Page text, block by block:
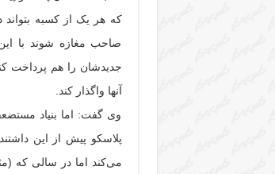
که هر یک از کسبه بتواند
صاحب مغازه شوند با
جدیدشان را هم پرداخت
آنها واگذار کند.
وی گفت: اما بنیاد
پلاسکو پیش از این